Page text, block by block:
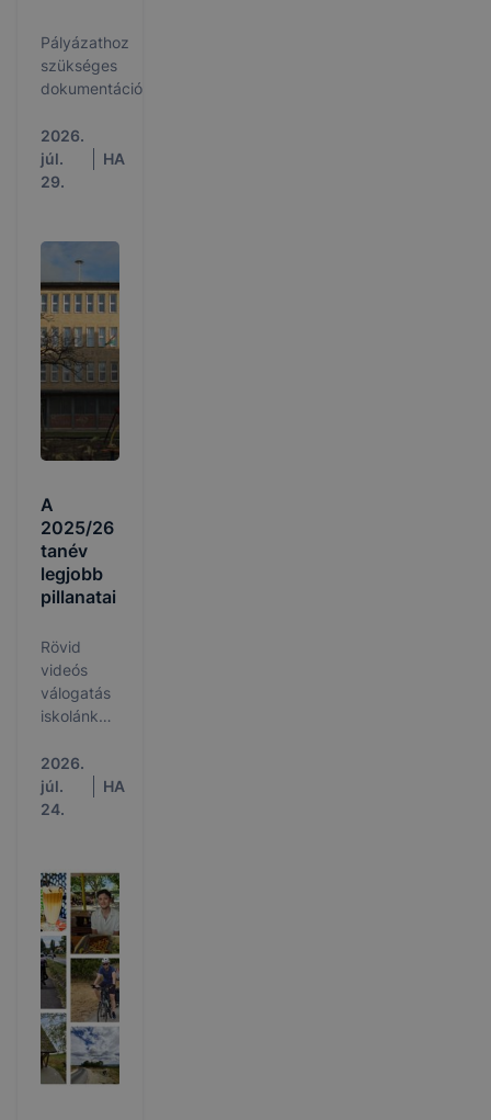
Pályázathoz
szükséges
dokumentáció
2026.
júl.
29.
HA
A
2025/26
tanév
legjobb
pillanatai
Rövid
videós
válogatás
iskolánk
2026.
júl.
24.
HA